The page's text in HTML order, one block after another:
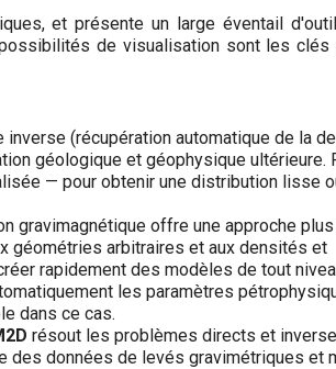
et présente un large éventail
de visualisation sont les clés
(récupération automatique de la
géologique et géophysique ultérieure.
— pour obtenir une distribution lisse
gravimagnétique offre une approche
géométries arbitraires et aux densités et
rapidement des modèles de tout
les paramètres
dans ce cas.
résout les problèmes directs et
données de levés gravimétriques et